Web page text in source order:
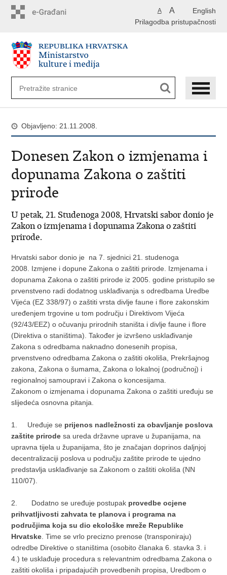
English
A A
Prilagodba pristupačnosti
Objavljeno: 21.11.2008.
Donesen Zakon o izmjenama i
dopunama Zakona o zaštiti
prirode
U petak, 21. Studenoga 2008, Hrvatski sabor donio je
Zakon o izmjenama i dopunama Zakona o zaštiti
prirode.
Hrvatski sabor donio je na 7. sjednici 21. studenoga
2008. Izmjene i dopune Zakona o zaštiti prirode. Izmjenama i
dopunama Zakona o zaštiti prirode iz 2005. godine pristupilo se
prvenstveno radi dodatnog usklađivanja s odredbama Uredbe
Vijeća (EZ 338/97) o zaštiti vrsta divlje faune i flore zakonskim
uređenjem trgovine u tom području i Direktivom Vijeća
(92/43/EEZ) o očuvanju prirodnih staništa i divlje faune i flore
(Direktiva o staništima). Također je izvršeno usklađivanje
Zakona s odredbama naknadno donesenih propisa,
prvenstveno odredbama Zakona o zaštiti okoliša, Prekršajnog
zakona, Zakona o šumama, Zakona o lokalnoj (područnoj) i
regionalnoj samoupravi i Zakona o koncesijama.
Zakonom o izmjenama i dopunama Zakona o zaštiti uređuju se
slijedeća osnovna pitanja.
1. Uređuje se prijenos nadležnosti za obavljanje poslova
zaštite prirode sa ureda državne uprave u županijama, na
upravna tijela u županijama, što je značajan doprinos daljnjoj
decentralizaciji poslova u području zaštite prirode te ujedno
predstavlja usklađivanje sa Zakonom o zaštiti okoliša (NN
110/07).
2. Dodatno se uređuje postupak provedbe ocjene
prihvatljivosti zahvata te planova i programa na
područjima koja su dio ekološke mreže Republike
Hrvatske . Time se vrlo precizno prenose (transponiraju)
odredbe Direktive o staništima (osobito članaka 6. stavka 3. i
4.) te usklađuje procedura s relevantnim odredbama Zakona o
zaštiti okoliša i pripadajućih provedbenih propisa, Uredbom o